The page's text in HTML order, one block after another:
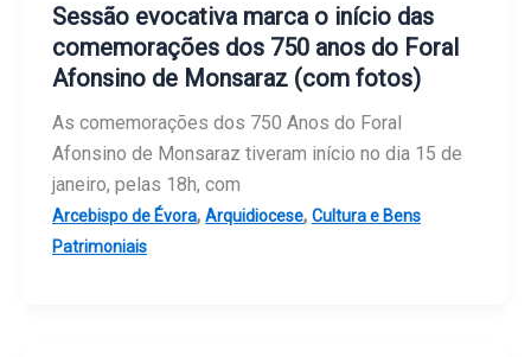
Sessão evocativa marca o início das
comemorações dos 750 anos do Foral
Afonsino de Monsaraz (com fotos)
As comemorações dos 750 Anos do Foral
Afonsino de Monsaraz tiveram início no dia 15 de
janeiro, pelas 18h, com
Arcebispo de Évora, Arquidiocese, Cultura e Bens
Patrimoniais